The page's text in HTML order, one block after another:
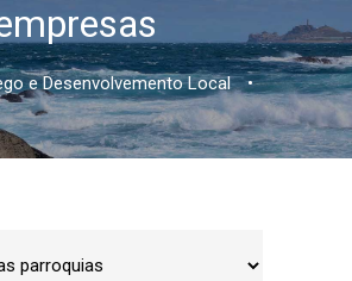
e Desenvolvemento Local •